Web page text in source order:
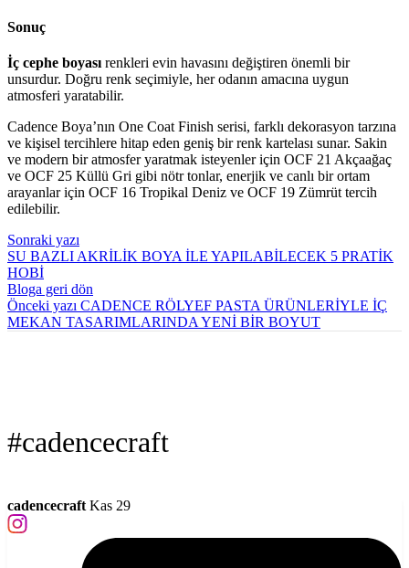
Sonuç
İç cephe boyası renkleri evin havasını değiştiren önemli bir
unsurdur. Doğru renk seçimiyle, her odanın amacına uygun
atmosferi yaratabilir.
Cadence Boya’nın One Coat Finish serisi, farklı dekorasyon tarzına
ve kişisel tercihlere hitap eden geniş bir renk kartelası sunar. Sakin
ve modern bir atmosfer yaratmak isteyenler için OCF 21 Akçaağaç
ve OCF 25 Küllü Gri gibi nötr tonlar, enerjik ve canlı bir ortam
arayanlar için OCF 16 Tropikal Deniz ve OCF 19 Zümrüt tercih
edilebilir.
Sonraki yazı
SU BAZLI AKRİLİK BOYA İLE YAPILABİLECEK 5 PRATİK
HOBİ
Bloga geri dön
Önceki yazı CADENCE RÖLYEF PASTA ÜRÜNLERİYLE İÇ
MEKAN TASARIMLARINDA YENİ BİR BOYUT
#cadencecraft
cadencecraft Kas 29